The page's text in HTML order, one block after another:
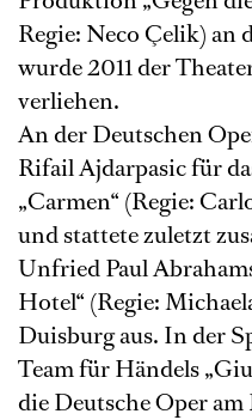
Regie: Neco Çelik) an
wurde 2011 der
verliehen.
An der Deutschen
Rifail Ajdarpasic für
„Carmen“ (Regie:
und stattete zuletzt
Unfried Paul
Hotel“ (Regie:
Duisburg aus. In der
Team für Händels
die Deutsche Oper